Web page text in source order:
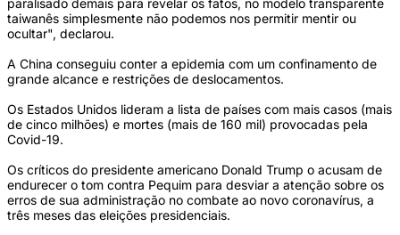
paralisado demais para revelar os fatos, no modelo transparente
taiwanês simplesmente não podemos nos permitir mentir ou
ocultar", declarou.
A China conseguiu conter a epidemia com um confinamento de
grande alcance e restrições de deslocamentos.
Os Estados Unidos lideram a lista de países com mais casos (mais
de cinco milhões) e mortes (mais de 160 mil) provocadas pela
Covid-19.
Os críticos do presidente americano Donald Trump o acusam de
endurecer o tom contra Pequim para desviar a atenção sobre os
erros de sua administração no combate ao novo coronavírus, a
três meses das eleições presidenciais.